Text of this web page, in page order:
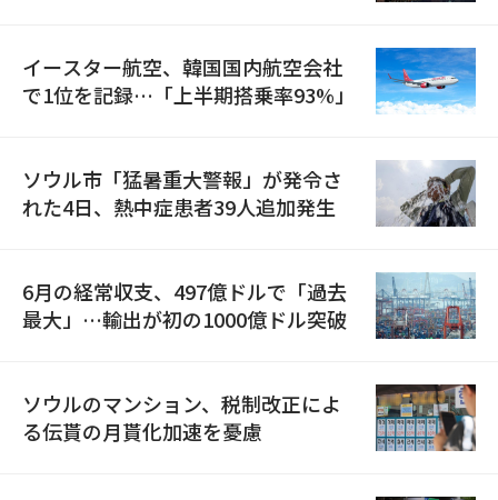
イースター航空、韓国国内航空会社
で1位を記録…「上半期搭乗率93%」
ソウル市「猛暑重大警報」が発令さ
れた4日、熱中症患者39人追加発生
6月の経常収支、497億ドルで「過去
最大」…輸出が初の1000億ドル突破
ソウルのマンション、税制改正によ
る伝貰の月貰化加速を憂慮